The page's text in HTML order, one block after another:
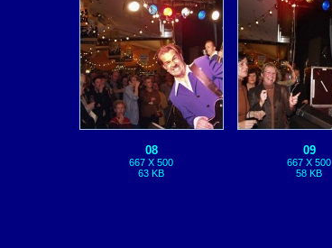
08
667 X 500
63 KB
09
667 X 500
58 KB